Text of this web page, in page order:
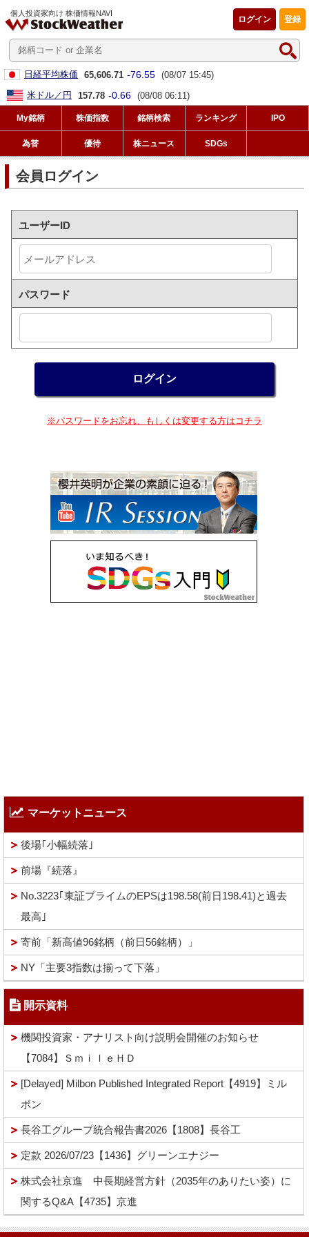
個人投資家向け 株価情報NAVI
登録
ログイン
日経平均株価 65,606.71 -76.55 (08/07 15:45)
米ドル／円
157.78 -0.66 (08/08 06:11)
My銘柄 株価指数 銘柄検索 ランキング IPO
為替 優待 株ニュース SDGs
会員ログイン
ユーザーID
パスワード
※パスワードをお忘れ、もしくは変更する方はコチラ
マーケットニュース
後場｢小幅続落｣
前場『続落』
No.3223｢東証プライムのEPSは198.58(前日198.41)と過去
最高｣
寄前「新高値96銘柄（前日56銘柄）」
NY「主要3指数は揃って下落」
開示資料
機関投資家・アナリスト向け説明会開催のお知らせ
【7084】ＳｍｉｌｅＨＤ
[Delayed] Milbon Published Integrated Report【4919】ミル
ボン
長谷工グループ統合報告書2026【1808】長谷工
定款 2026/07/23【1436】グリーンエナジー
株式会社京進 中長期経営方針（2035年のありたい姿）に
関するQ&A【4735】京進